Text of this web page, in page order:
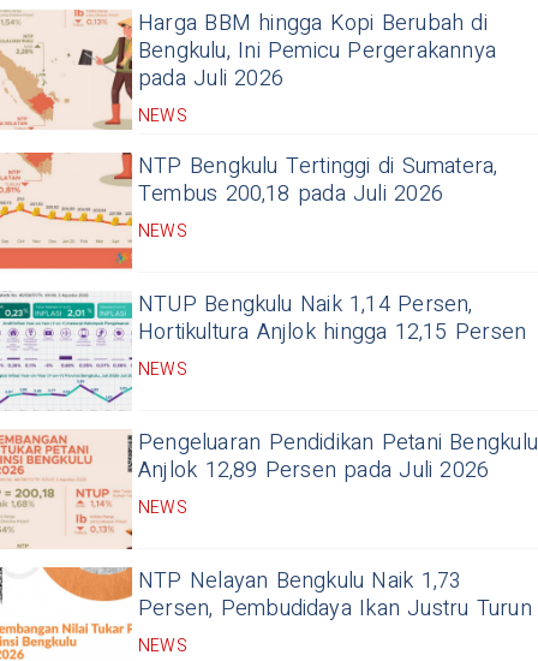
Harga BBM hingga Kopi Berubah di
Bengkulu, Ini Pemicu Pergerakannya
pada Juli 2026
NEWS
NTP Bengkulu Tertinggi di Sumatera,
Tembus 200,18 pada Juli 2026
NEWS
NTUP Bengkulu Naik 1,14 Persen,
Hortikultura Anjlok hingga 12,15 Persen
NEWS
Pengeluaran Pendidikan Petani Bengkulu
Anjlok 12,89 Persen pada Juli 2026
NEWS
NTP Nelayan Bengkulu Naik 1,73
Persen, Pembudidaya Ikan Justru Turun
NEWS